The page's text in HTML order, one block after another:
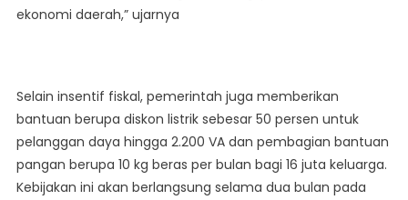
ekonomi daerah,” ujarnya
Selain insentif fiskal, pemerintah juga memberikan
bantuan berupa diskon listrik sebesar 50 persen untuk
pelanggan daya hingga 2.200 VA dan pembagian bantuan
pangan berupa 10 kg beras per bulan bagi 16 juta keluarga.
Kebijakan ini akan berlangsung selama dua bulan pada